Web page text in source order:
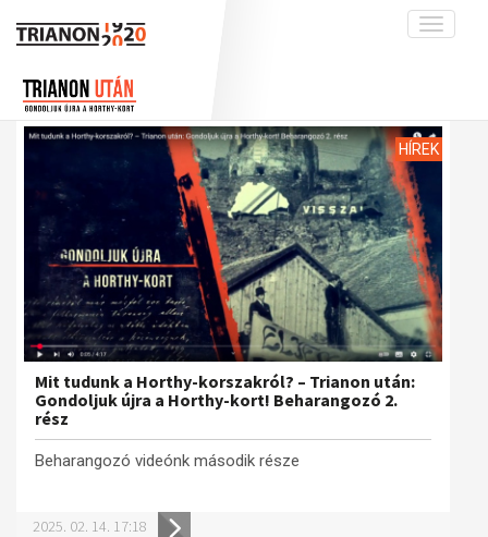
Toggle
Nemzetközi kontextus: iratok és
interpretációk
Az összeomlás és a magyar társadalom
A békerendszer megszilárdulása
Utókor és emlékezet
A kutatócsoport működéséről
Munkatársaink
Hírek
Blog
Krónika
Galéria
Adatbázis
Emlékművek (feltöltés alatt)
Menekültek
Visszhang
Publikációk
Kapcsolat
Trianon-kommentár
Műhelymunkák
HÍREK
Mit tudunk a Horthy-korszakról? – Trianon után:
Gondoljuk újra a Horthy-kort! Beharangozó 2.
rész
Beharangozó videónk második része
2025. 02. 14. 17:18